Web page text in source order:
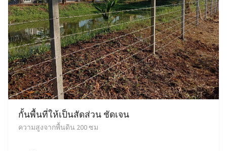
กั้นพื้นที่ให้เป็นสัดส่วน ชัดเจน
ความสูงจากพื้นดิน 200 ซม